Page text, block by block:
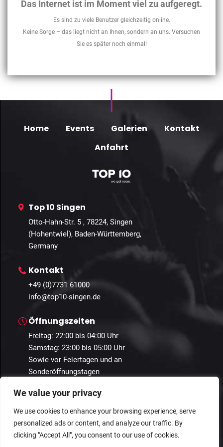
We value your privacy
We use cookies to enhance your browsing experience, serve
personalized ads or content, and analyze our traffic. By
clicking "Accept All", you consent to our use of cookies.
Das Internet ist im Moment viel zu aufgeregt.
Es sind zu viele Benutzer gleichzeitig online.
Keine Sorge – das liegt nicht an Ihnen, sondern an uns. Versuchen
Sie es später noch einmal!
Home Events Galerien
Kontakt
Anfahrt
Top 10 Singen
Otto-Hahn-Str. 5 , 78224, Singen
(Hohentwiel), Baden-Württemberg,
Germany
Kontakt
+49 (0)7731 61000
info@top10-singen.de
Öffnungszeiten
Freitag: 22:00 bis 04:00 Uhr
Samstag: 23:00 bis 05:00 Uhr
Sowie vor Feiertagen und an
Sonderöffnungstagen
© 2024 Guestastic. Alle Rechte vorbehalten.